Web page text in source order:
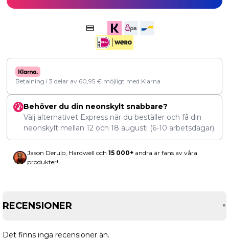
Betalning i 3 delar av 60,95 € möjligt med Klarna.
Behöver du din neonskylt snabbare?
Välj alternativet Express när du beställer och få din
neonskylt mellan 12 och 18 augusti (6-10 arbetsdagar).
Jason Derulo, Hardwell och 15 000+ andra är fans av våra
produkter!
RECENSIONER +
Det finns inga recensioner än.